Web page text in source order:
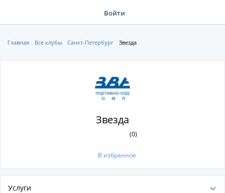
Войти
Главная Все клубы Санкт-Петербург Звезда
Звезда
(0)
В избранное
Услуги